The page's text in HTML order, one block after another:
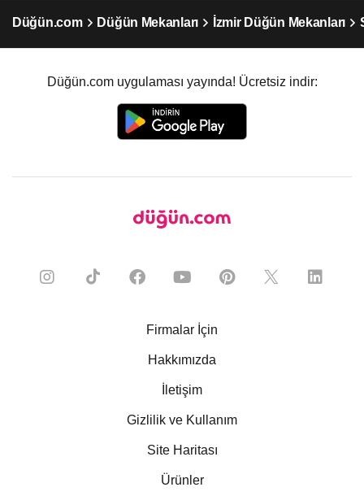
Düğün.com Düğün Mekanları İzmir Düğün Mekanları
Düğün.com uygulaması yayında! Ücretsiz indir:
Firmalar İçin
Hakkımızda
İletişim
Gizlilik ve Kullanım
Site Haritası
Ürünler